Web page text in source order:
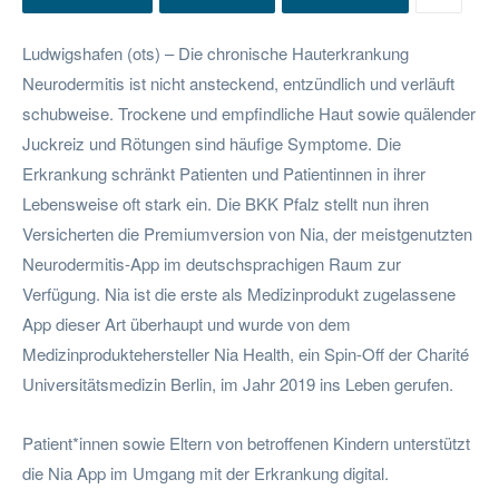
Ludwigshafen (ots) – Die chronische Hauterkrankung
Neurodermitis ist nicht ansteckend, entzündlich und verläuft
schubweise. Trockene und empfindliche Haut sowie quälender
Juckreiz und Rötungen sind häufige Symptome. Die
Erkrankung schränkt Patienten und Patientinnen in ihrer
Lebensweise oft stark ein. Die BKK Pfalz stellt nun ihren
Versicherten die Premiumversion von Nia, der meistgenutzten
Neurodermitis-App im deutschsprachigen Raum zur
Verfügung. Nia ist die erste als Medizinprodukt zugelassene
App dieser Art überhaupt und wurde von dem
Medizinproduktehersteller Nia Health, ein Spin-Off der Charité
Universitätsmedizin Berlin, im Jahr 2019 ins Leben gerufen.
Patient*innen sowie Eltern von betroffenen Kindern unterstützt
die Nia App im Umgang mit der Erkrankung digital.